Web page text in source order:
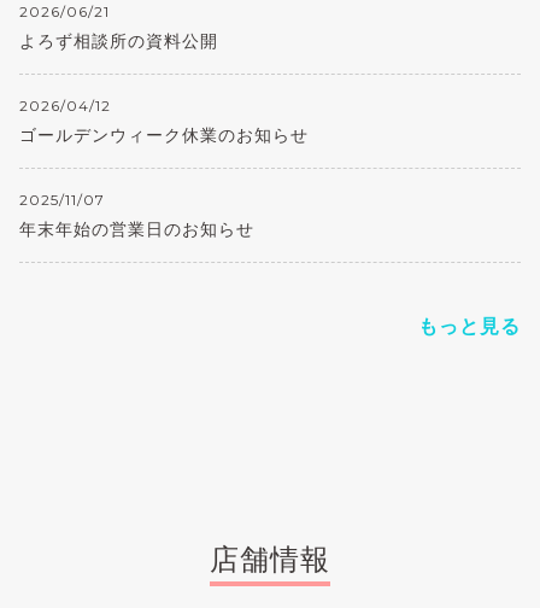
2026/06/21
よろず相談所の資料公開
2026/04/12
ゴールデンウィーク休業のお知らせ
2025/11/07
年末年始の営業日のお知らせ
もっと見る
店舗情報